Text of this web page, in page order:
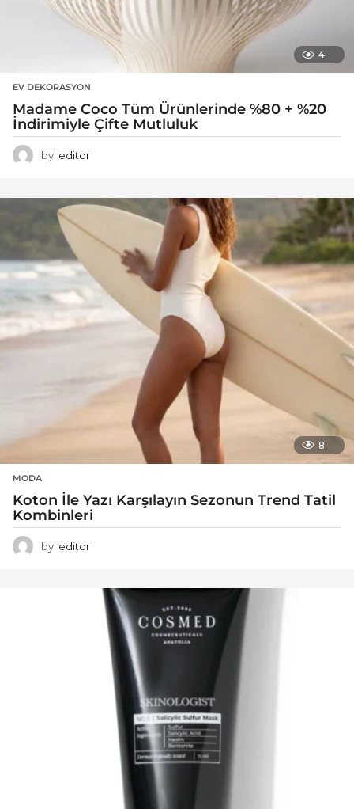
4
EV DEKORASYON
Madame Coco Tüm Ürünlerinde %80 + %20
İndirimiyle Çifte Mutluluk
by editor
8
MODA
Koton İle Yazı Karşılayın Sezonun Trend Tatil
Kombinleri
by editor